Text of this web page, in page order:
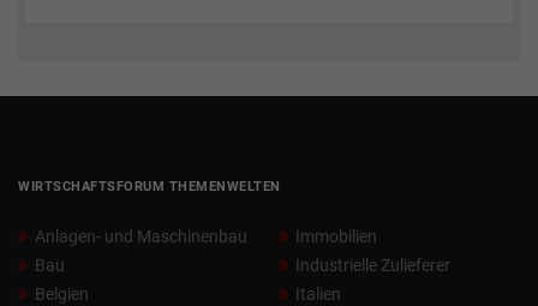
WIRTSCHAFTSFORUM THEMENWELTEN
Anlagen- und Maschinenbau
Bau
Belgien
Immobilien
Industrielle Zulieferer
Italien